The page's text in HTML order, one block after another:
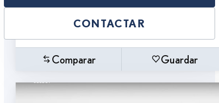
CONTACTAR
Comparar Guardar